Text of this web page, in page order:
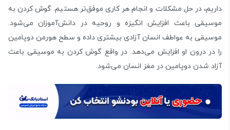
داریم، در حل مشکلات و انجام هر کاری موفق‌تر هستیم. گوش کردن به
موسیقی باعث افزایش انگیزه و روحیه در دانش‌‌آموزان می‌شود.
موسیقی به عواطف انسان آزادی بیشتری داده و سطح هورمن دوپامین
را در درون او افزایش می‌دهد. در واقع گوش کردن به موسیقی باعث
آزاد شدن دوپامین در مغز انسان می‌شود.